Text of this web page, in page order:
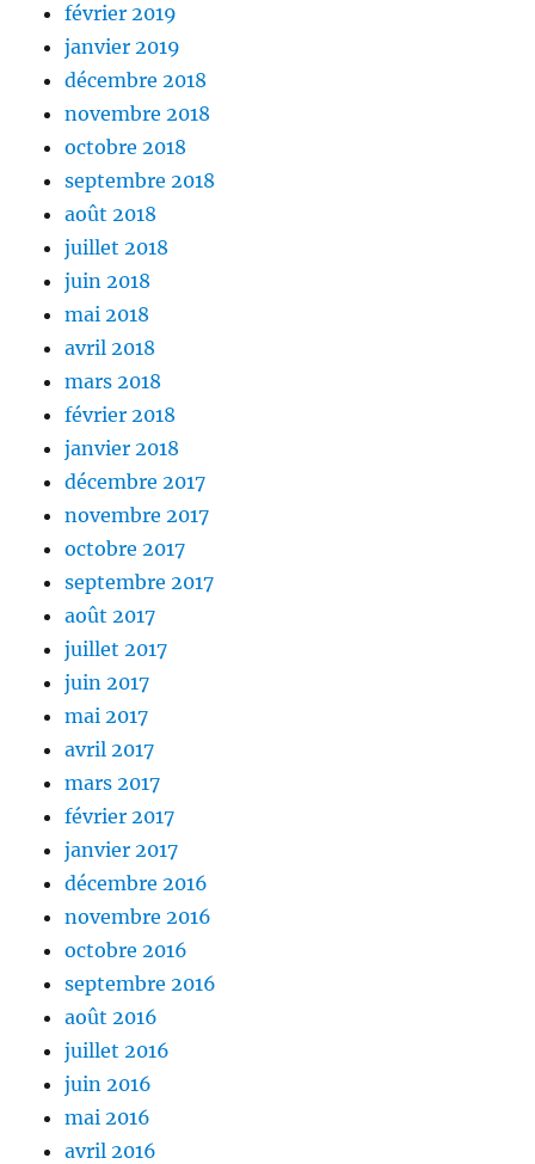
février 2019
janvier 2019
décembre 2018
novembre 2018
octobre 2018
septembre 2018
août 2018
juillet 2018
juin 2018
mai 2018
avril 2018
mars 2018
février 2018
janvier 2018
décembre 2017
novembre 2017
octobre 2017
septembre 2017
août 2017
juillet 2017
juin 2017
mai 2017
avril 2017
mars 2017
février 2017
janvier 2017
décembre 2016
novembre 2016
octobre 2016
septembre 2016
août 2016
juillet 2016
juin 2016
mai 2016
avril 2016